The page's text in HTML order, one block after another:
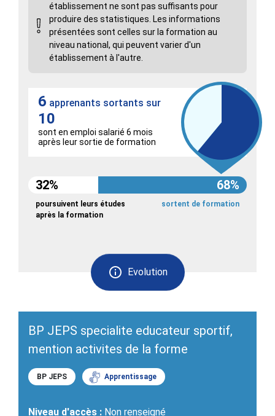
établissement ne sont pas suffisants pour
produire des statistiques. Les informations
présentées sont celles sur la formation au
niveau national, qui peuvent varier d'un
établissement à l'autre.
Evolution
6 apprenants sortants sur
10
sont en emploi salarié 6 mois
après leur sortie de formation
32% 68%
poursuivent leurs études
après la formation
sortent de formation
BP JEPS specialite educateur sportif,
mention activites de la forme
BP JEPS Apprentissage
Niveau d'accès : Non renseigné